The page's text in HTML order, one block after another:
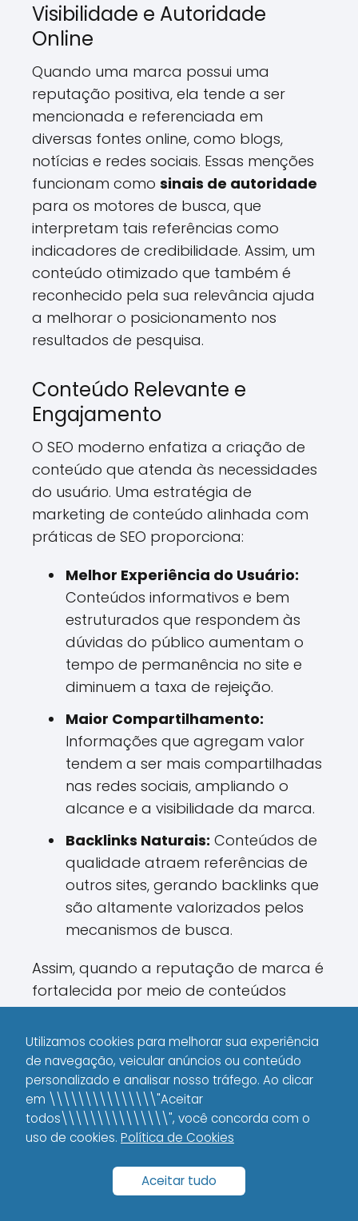
Visibilidade e Autoridade
Online
Quando uma marca possui uma
reputação positiva, ela tende a ser
mencionada e referenciada em
diversas fontes online, como blogs,
notícias e redes sociais. Essas menções
funcionam como sinais de autoridade
para os motores de busca, que
interpretam tais referências como
indicadores de credibilidade. Assim, um
conteúdo otimizado que também é
reconhecido pela sua relevância ajuda
a melhorar o posicionamento nos
resultados de pesquisa.
Conteúdo Relevante e
Engajamento
O SEO moderno enfatiza a criação de
conteúdo que atenda às necessidades
do usuário. Uma estratégia de
marketing de conteúdo alinhada com
práticas de SEO proporciona:
Melhor Experiência do Usuário:
Conteúdos informativos e bem
estruturados que respondem às
dúvidas do público aumentam o
tempo de permanência no site e
diminuem a taxa de rejeição.
Maior Compartilhamento:
Informações que agregam valor
tendem a ser mais compartilhadas
nas redes sociais, ampliando o
alcance e a visibilidade da marca.
Backlinks Naturais: Conteúdos de
qualidade atraem referências de
outros sites, gerando backlinks que
são altamente valorizados pelos
mecanismos de busca.
Assim, quando a reputação de marca é
fortalecida por meio de conteúdos
consistentes e valiosos, os resultados de
SEO tendem a melhorar, criando um
ciclo virtuoso de crescimento e
visibilidade.
Impacto nas Avaliações e
Plataformas de avaliação e redes
Utilizamos cookies para melhorar sua experiência
de navegação, veicular anúncios ou conteúdo
personalizado e analisar nosso tráfego. Ao clicar
em \\\\\\\\\\\\\\\"Aceitar
todos\\\\\\\\\\\\\\\", você concorda com o
uso de cookies. Política de Cookies
Aceitar tudo